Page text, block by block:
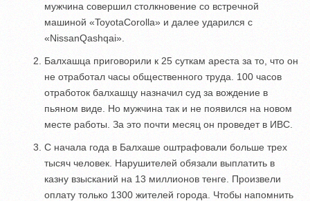
мужчина совершил столкновение со встречной
машиной «ToyotaCorolla» и далее ударился с
«NissanQashqai».
Балхашца приговорили к 25 суткам ареста за то, что он
не отработал часы общественного труда. 100 часов
отработок балхашцу назначил суд за вождение в
пьяном виде. Но мужчина так и не появился на новом
месте работы. За это почти месяц он проведет в ИВС.
С начала года в Балхаше оштрафовали больше трех
тысяч человек. Нарушителей обязали выплатить в
казну взысканий на 13 миллионов тенге. Произвели
оплату только 1300 жителей города. Чтобы напомнить